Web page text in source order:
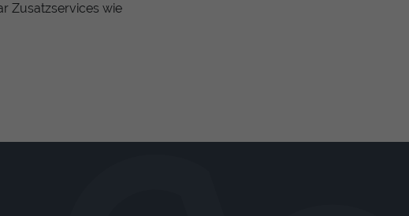
Zusatzservices wie